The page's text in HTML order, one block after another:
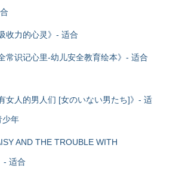
收力的心灵》- 适合
常识记心里-幼儿安全教育绘本》- 适合
女人的男人们 [女のいない男たち]》- 适
少年
AND THE TROUBLE WITH
- 适合